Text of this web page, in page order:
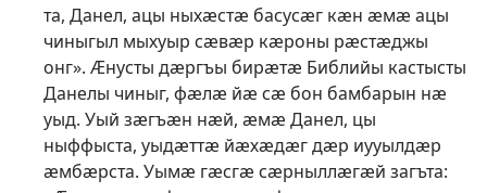
та, Данел, ацы ныхӕстӕ басусӕг кӕн ӕмӕ ацы
чиныгыл мыхуыр сӕвӕр кӕроны рӕстӕджы
онг». Ӕнусты дӕргъы бирӕтӕ Библийы кастысты
Данелы чиныг, фӕлӕ йӕ сӕ бон бамбарын нӕ
уыд. Уый зӕгъӕн нӕй, ӕмӕ Данел, цы
ныффыста, уыдӕттӕ йӕхӕдӕг дӕр иууылдӕр
ӕмбӕрста. Уымӕ гӕсгӕ сӕрныллӕгӕй загъта: